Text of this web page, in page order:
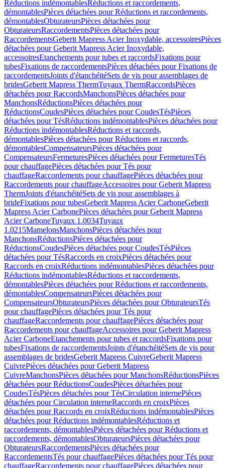
Réductions indémontablesRéductions et raccordements,
démontablesPièces détachées pour Réductions et raccordements,
démontablesObturateursPièces détachées pour
ObturateursRaccordementsPièces détachées pour
RaccordementsGeberit Mapress Acier Inoxydable, accessoiresPièces
détachées pour Geberit Mapress Acier Inoxydable,
accessoiresEtanchements pour tubes et raccordsFixations pour
tubesFixations de raccordementsPièces détachées pour Fixations de
raccordementsJoints d'étanchéitéSets de vis pour assemblages de
bridesGeberit Mapress ThermTuyaux ThermRaccordsPièces
détachées pour RaccordsManchonsPièces détachées pour
ManchonsRéductionsPièces détachées pour
RéductionsCoudesPièces détachées pour CoudesTésPièces
détachées pour TésRéductions indémontablesPièces détachées pour
Réductions indémontablesRéductions et raccords,
démontablesPièces détachées pour Réductions et raccords,
démontablesCompensateursPièces détachées pour
CompensateursFermeturesPièces détachées pour FermeturesTés
pour chauffagePièces détachées pour Tés pour
chauffageRaccordements pour chauffagePièces détachées pour
Raccordements pour chauffageAccessoires pour Geberit Mapress
ThermJoints d'étanchéitéSets de vis pour assemblages à
brideFixations pour tubesGeberit Mapress Acier CarboneGeberit
Mapress Acier CarbonePièces détachées pour Geberit Mapress
Acier CarboneTuyaux 1.0034Tuyaux
1.0215MamelonsManchonsPièces détachées pour
ManchonsRéductionsPièces détachées pour
RéductionsCoudesPièces détachées pour CoudesTésPièces
détachées pour TésRaccords en croixPièces détachées pour
Raccords en croixRéductions indémontablesPièces détachées pour
Réductions indémontablesRéductions et raccordements,
démontablesPièces détachées pour Réductions et raccordements,
démontablesCompensateursPièces détachées pour
CompensateursObturateursPièces détachées pour ObturateursTés
pour chauffagePièces détachées pour Tés pour
chauffageRaccordements pour chauffagePièces détachées pour
Raccordements pour chauffageAccessoires pour Geberit Mapress
Acier CarboneEtanchements pour tubes et raccordsFixations pour
tubesFixations de raccordementsJoints d'étanchéitéSets de vis pour
assemblages de bridesGeberit Mapress CuivreGeberit Mapress
CuivrePièces détachées pour Geberit Mapress
CuivreManchonsPièces détachées pour ManchonsRéductionsPièces
détachées pour RéductionsCoudesPièces détachées pour
CoudesTésPièces détachées pour TésCirculation internePièces
détachées pour Circulation interneRaccords en croixPièces
détachées pour Raccords en croixRéductions indémontablesPièces
détachées pour Réductions indémontablesRéductions et
raccordements, démontablesPièces détachées pour Réductions et
raccordements, démontablesObturateursPièces détachées pour
ObturateursRaccordementsPièces détachées pour
RaccordementsTés pour chauffagePièces détachées pour Tés pour
chauffageRaccordements pour chauffagePièces détachées pour